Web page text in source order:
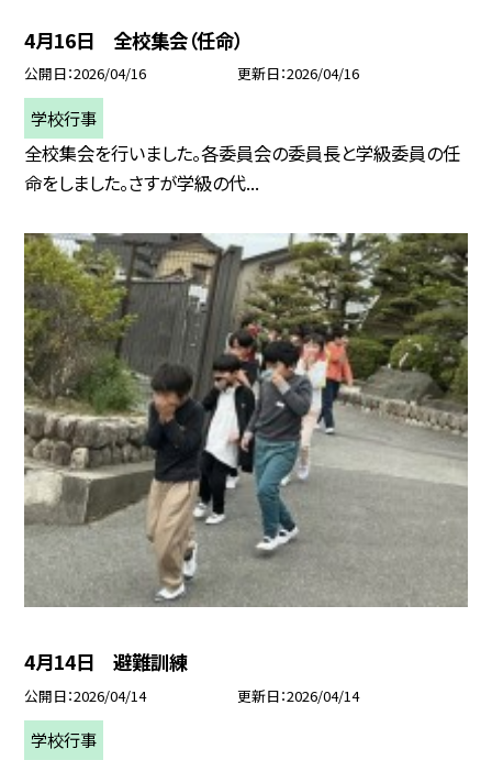
4月16日 全校集会（任命）
公開日 2026/04/16 更新日 2026/04/16
学校行事
全校集会を行いました。各委員会の委員長と学級委員の任
命をしました。さすが学級の代...
4月14日 避難訓練
公開日 2026/04/14 更新日 2026/04/14
学校行事